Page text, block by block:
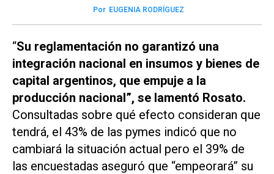
Por EUGENIA RODRÍGUEZ
“Su reglamentación no garantizó una
integración nacional en insumos y bienes de
capital argentinos, que empuje a la
producción nacional”, se lamentó Rosato.
Consultadas sobre qué efecto consideran que
tendrá, el 43% de las pymes indicó que no
cambiará la situación actual pero el 39% de
las encuestadas aseguró que “empeorará” su